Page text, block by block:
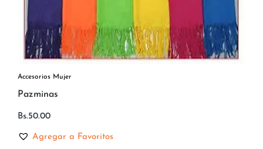
Accesorios Mujer
Pazminas
Bs.50.00
Agregar a Favoritos